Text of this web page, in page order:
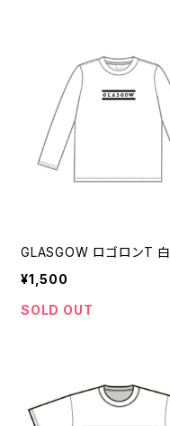
GLASGOW ロゴロンT 白
¥1,500
SOLD OUT